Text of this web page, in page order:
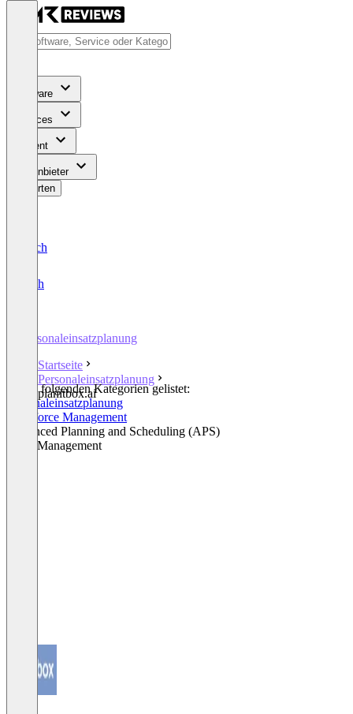
Software
Services
Content
Für Anbieter
Bewerten
Deutsch
English
Personaleinsatzplanung
Startseite
Personaleinsatzplanung
planitbox.ai
In den folgenden Kategorien gelistet:
Personaleinsatzplanung
Workforce Management
Advanced Planning and Scheduling (APS)
Skills Management